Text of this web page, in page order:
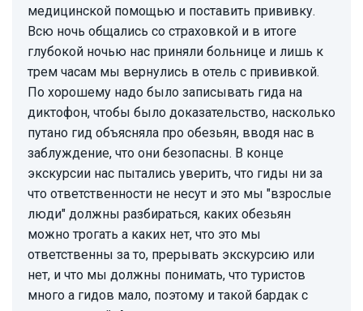
медицинской помощью и поставить прививку.
Всю ночь общались со страховкой и в итоге
глубокой ночью нас приняли больнице и лишь к
трем часам мы вернулись в отель с прививкой.
По хорошему надо было записывать гида на
диктофон, чтобы было доказательство, насколько
путано гид объясняла про обезьян, вводя нас в
заблуждение, что они безопасны. В конце
экскурсии нас пытались уверить, что гиды ни за
что ответственности не несут и это мы "взрослые
люди" должны разбираться, каких обезьян
можно трогать а каких нет, что это мы
ответственны за то, прерывать экскурсию или
нет, и что мы должны понимать, что туристов
много а гидов мало, поэтому и такой бардак с